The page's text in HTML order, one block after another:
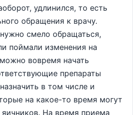
удлинился, то есть
обращения к врачу.
смело обращаться,
поймали изменения на
вовремя начать
препараты
в том числе и
на какое-то время могут
На время приема